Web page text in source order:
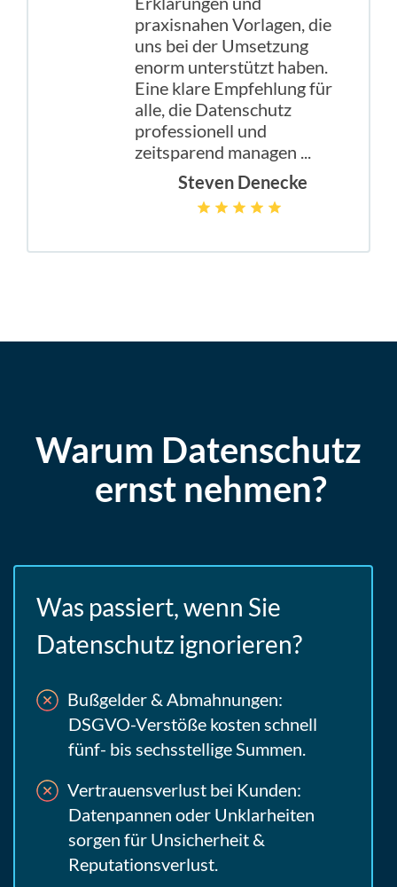
praxisnahen Vorlagen, die
uns bei der Umsetzung
enorm unterstützt haben.
Eine klare Empfehlung für
alle, die Datenschutz
professionell und
zeitsparend managen ...
Steven Denecke
Warum Datenschutz
ernst nehmen?
Was passiert, wenn Sie
Datenschutz ignorieren?
Bußgelder & Abmahnungen:
DSGVO-Verstöße kosten schnell
fünf- bis sechsstellige Summen.
Vertrauensverlust bei Kunden:
Datenpannen oder Unklarheiten
sorgen für Unsicherheit &
Reputationsverlust.